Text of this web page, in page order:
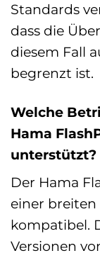
Standards
dass die
diesem Fall
begrenzt ist.
Welche
Hama
unterstützt?
Der Hama
einer breiten
kompatibel.
Versionen